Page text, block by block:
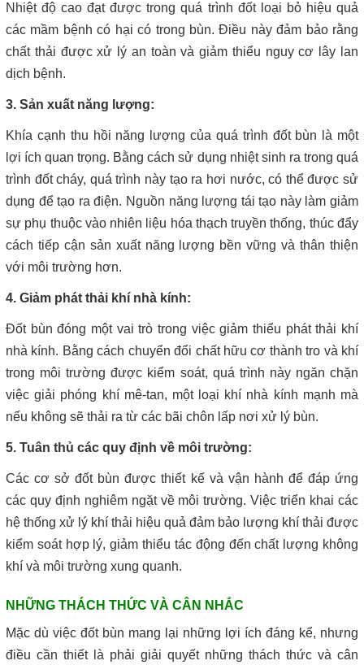
Nhiệt độ cao đạt được trong quá trình đốt loại bỏ hiệu quả
các mầm bệnh có hại có trong bùn. Điều này đảm bảo rằng
chất thải được xử lý an toàn và giảm thiểu nguy cơ lây lan
dịch bệnh.
3. Sản xuất năng lượng:
Khía cạnh thu hồi năng lượng của quá trình đốt bùn là một
lợi ích quan trọng. Bằng cách sử dụng nhiệt sinh ra trong quá
trình đốt cháy, quá trình này tạo ra hơi nước, có thể được sử
dụng để tạo ra điện. Nguồn năng lượng tái tạo này làm giảm
sự phụ thuộc vào nhiên liệu hóa thạch truyền thống, thúc đẩy
cách tiếp cận sản xuất năng lượng bền vững và thân thiện
với môi trường hơn.
4. Giảm phát thải khí nhà kính:
Đốt bùn đóng một vai trò trong việc giảm thiểu phát thải khí
nhà kính. Bằng cách chuyển đổi chất hữu cơ thành tro và khí
trong môi trường được kiểm soát, quá trình này ngăn chặn
việc giải phóng khí mê-tan, một loại khí nhà kính mạnh mà
nếu không sẽ thải ra từ các bãi chôn lấp nơi xử lý bùn.
5. Tuân thủ các quy định về môi trường:
Các cơ sở đốt bùn được thiết kế và vận hành để đáp ứng
các quy định nghiêm ngặt về môi trường. Việc triển khai các
hệ thống xử lý khí thải hiệu quả đảm bảo lượng khí thải được
kiểm soát hợp lý, giảm thiểu tác động đến chất lượng không
khí và môi trường xung quanh.
NHỮNG THÁCH THỨC VÀ CÂN NHẮC
Mặc dù việc đốt bùn mang lại những lợi ích đáng kể, nhưng
điều cần thiết là phải giải quyết những thách thức và cân